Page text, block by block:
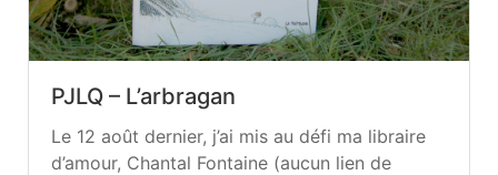
PJLQ – L’arbragan
Le 12 août dernier, j’ai mis au défi ma libraire
d’amour, Chantal Fontaine (aucun lien de